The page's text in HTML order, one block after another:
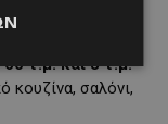
τ.μ. και 3 τ.μ.
κουζίνα, σαλόνι,